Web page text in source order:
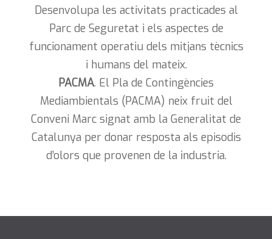
Desenvolupa les activitats practicades al
Parc de Seguretat i els aspectes de
funcionament operatiu dels mitjans tècnics
i humans del mateix.
PACMA. El Pla de Contingències
Mediambientals (PACMA) neix fruit del
Conveni Marc signat amb la Generalitat de
Catalunya per donar resposta als episodis
d’olors que provenen de la industria.